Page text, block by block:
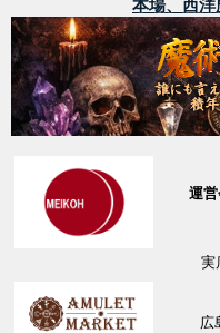
本場、西洋
運
実
広